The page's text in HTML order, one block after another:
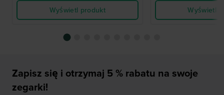
Wyświetl produkt
Wyświetl
Zapisz się i otrzymaj 5 % rabatu na swoje
zegarki!